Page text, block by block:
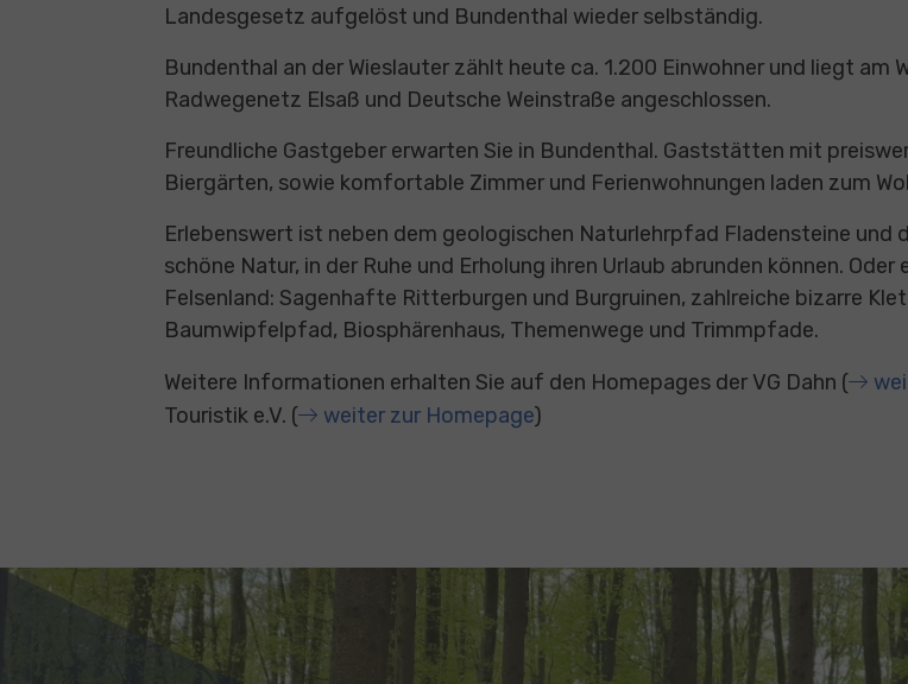
Landesgesetz aufgelöst und Bundenthal wieder selbständig.
Bundenthal an der Wieslauter zählt heute ca. 1.200 Einwohner und liegt
Radwegenetz Elsaß und Deutsche Weinstraße angeschlossen.
Freundliche Gastgeber erwarten Sie in Bundenthal. Gaststätten mit
Biergärten, sowie komfortable Zimmer und Ferienwohnungen laden zum
Erlebenswert ist neben dem geologischen Naturlehrpfad Fladensteine und
schöne Natur, in der Ruhe und Erholung ihren Urlaub abrunden können.
Felsenland: Sagenhafte Ritterburgen und Burgruinen, zahlreiche bizarre
Baumwipfelpfad, Biosphärenhaus, Themenwege und Trimmpfade.
Weitere Informationen erhalten Sie auf den Homepages der VG Dahn (
Touristik e.V. (
weiter zur Homepage)